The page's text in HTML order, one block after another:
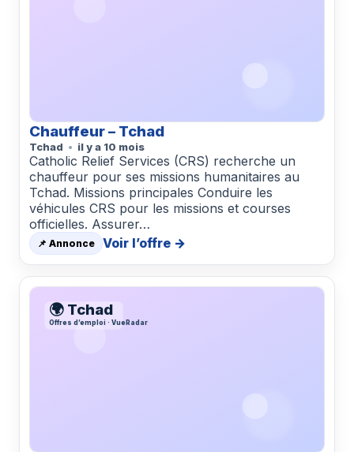
Chauffeur – Tchad
Tchad il y a 10 mois
Catholic Relief Services (CRS) recherche un
chauffeur pour ses missions humanitaires au
Tchad. Missions principales Conduire les
véhicules CRS pour les missions et courses
officielles. Assurer…
📌 Annonce Voir l’offre →
🌍 Tchad
Offres d’emploi · VueRadar